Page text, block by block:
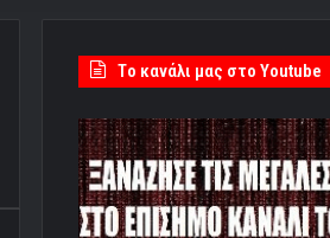
Tο κανάλι μας στο Youtube